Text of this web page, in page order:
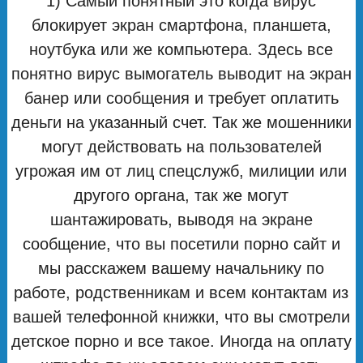
блокирует экран смартфона, планшета,
ноутбука или же компьютера. Здесь все
понятно вирус вымогатель выводит на экран
банер или сообщения и требует оплатить
деньги на указанный счет. Так же мошенники
могут действовать на пользователей
угрожая им от лиц спецслужб, милиции или
другого органа, так же могут
шантажировать, выводя на экране
сообщение, что вы посетили порно сайт и
мы расскажем вашему начальнику по
работе, родственникам и всем контактам из
вашей телефонной книжки, что вы смотрели
детское порно и все такое. Иногда на оплату